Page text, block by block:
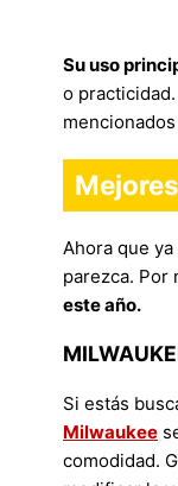
Su uso
o
Ahora que
parezca. Por
este año.
Si estás
Milwaukee
comodidad.